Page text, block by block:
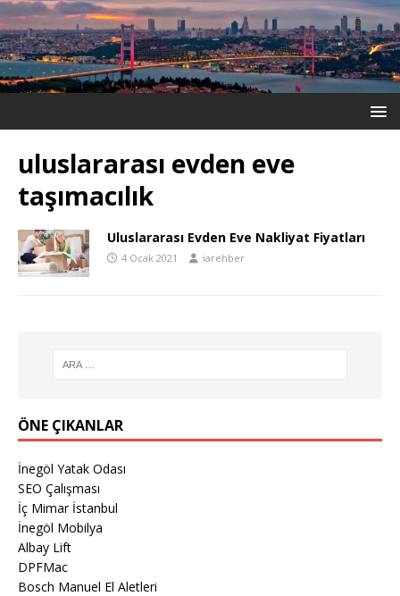
uluslararası evden eve
taşımacılık
Uluslararası Evden Eve Nakliyat Fiyatları
4 Ocak 2021 iarehber
ÖNE ÇIKANLAR
İnegöl Yatak Odası
SEO Çalışması
İç Mimar İstanbul
İnegöl Mobilya
Albay Lift
DPFMac
Bosch Manuel El Aletleri